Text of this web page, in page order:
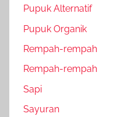
Pupuk Alternatif
Pupuk Organik
Rempah-rempah
Rempah-rempah
Sapi
Sayuran